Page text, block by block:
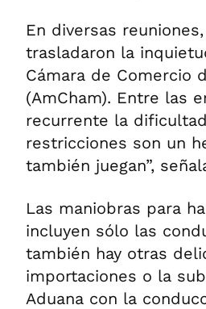
En diversas
trasladaron la
Cámara de Comercio
(AmCham). Entre las
recurrente la
restricciones son un
también juegan”,
Las maniobras para
incluyen sólo las
también hay otras
importaciones o la
Aduana con la